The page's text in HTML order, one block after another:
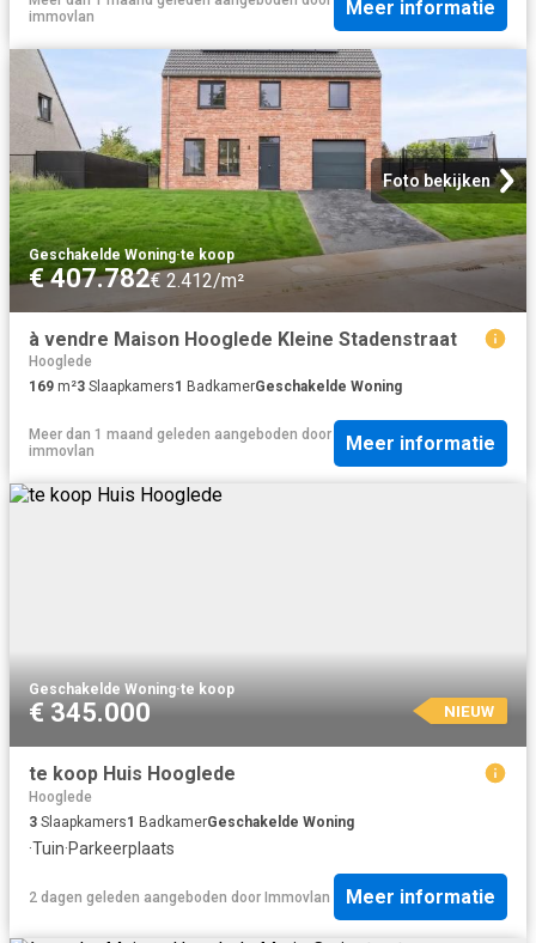
immovlan
Meer informatie
Foto bekijken
Geschakelde Woning·te koop
€ 407.782€ 2.412/m²
à vendre Maison Hooglede Kleine Stadenstraat
Hooglede
169 m²3 Slaapkamers1 BadkamerGeschakelde Woning
Meer dan 1 maand geleden aangeboden door
immovlan
Meer informatie
Geschakelde Woning·te koop
€ 345.000 NIEUW
te koop Huis Hooglede
Hooglede
3 Slaapkamers1 BadkamerGeschakelde Woning
·Tuin·Parkeerplaats
2 dagen geleden aangeboden door Immovlan Meer informatie